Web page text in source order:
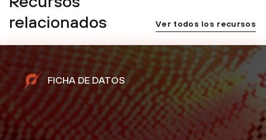
relacionados
Ver todos los recursos
FICHA DE DATOS